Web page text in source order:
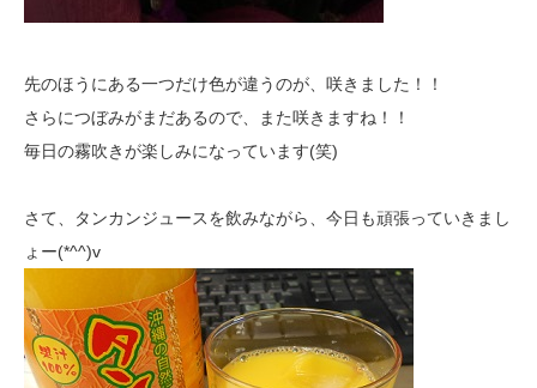
先のほうにある一つだけ色が違うのが、咲きました！！
さらにつぼみがまだあるので、また咲きますね！！
毎日の霧吹きが楽しみになっています(笑)
さて、タンカンジュースを飲みながら、今日も頑張っていきまし
ょー(*^^)v